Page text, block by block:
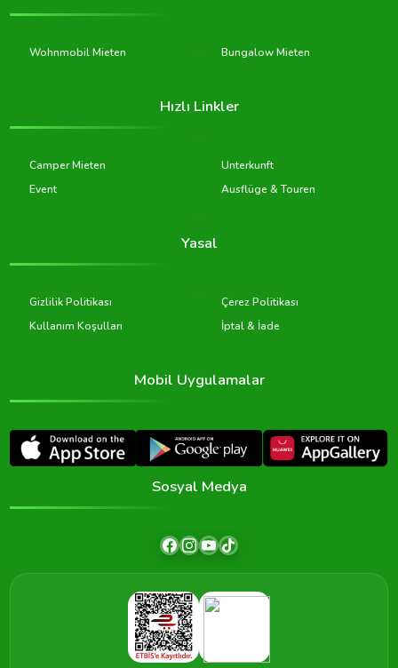
Wohnmobil Mieten Bungalow Mieten
Hızlı Linkler
Camper Mieten
Unterkunft
Event
Ausflüge & Touren
Yasal
Gizlilik Politikası
Çerez Politikası
Kullanım Koşulları
İptal & İade
Mobil Uygulamalar
Sosyal Medya